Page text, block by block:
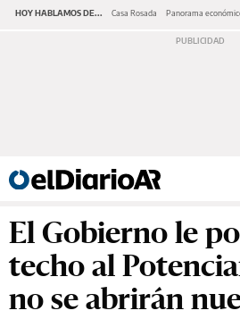
HOY HABLAMOS DE... Casa Rosada Panorama
El Gobierno le
techo al
no se abrirán